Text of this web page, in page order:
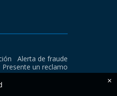
Alerta de fraude
Presente un reclamo
×